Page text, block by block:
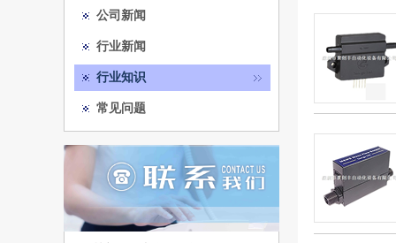
公司新闻
行业新闻
行业知识
常见问题